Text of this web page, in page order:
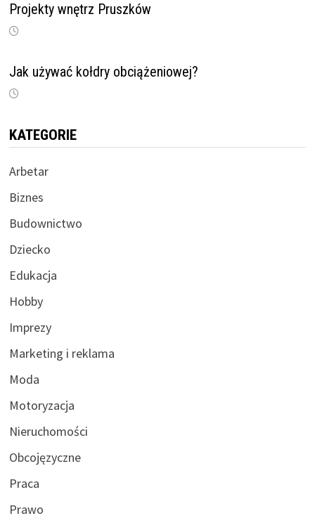
Projekty wnętrz Pruszków
Jak używać kołdry obciążeniowej?
KATEGORIE
Arbetar
Biznes
Budownictwo
Dziecko
Edukacja
Hobby
Imprezy
Marketing i reklama
Moda
Motoryzacja
Nieruchomości
Obcojęzyczne
Praca
Prawo